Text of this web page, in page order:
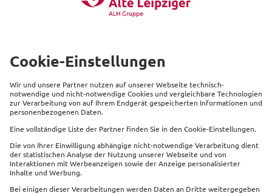
Investmentfonds für kurz-, mittel- oder langfristigen
Kapitalanlagen
mehr